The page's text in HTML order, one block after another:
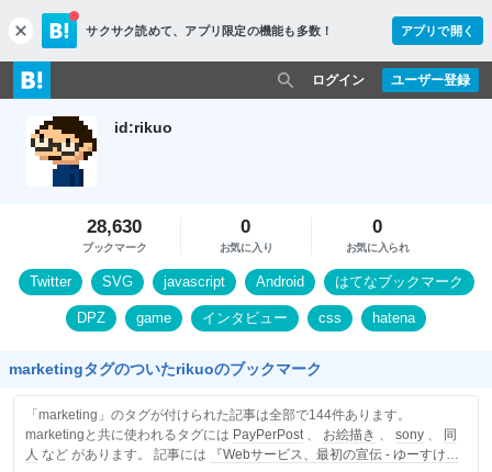
c
l
o
s
サクサク読めて、 アプリ限定の機能も多数！ アプリで開く
ユーザー登録
ログイン
id:rikuo
28,630
ブックマーク
0
お気に入り
0
お気に入られ
Twitter SVG javascript Android はてなブックマーク
DPZ game インタビュー css hatena
marketingタグのついたrikuoのブックマーク
「marketing」のタグが付けられた記事は全部で144件あります。
marketingと共に使われるタグには PayPerPost 、 お絵描き 、 sony 、
同
人
など があります。 記事には
『Webサービス、最初の宣伝 - ゆーすけべ